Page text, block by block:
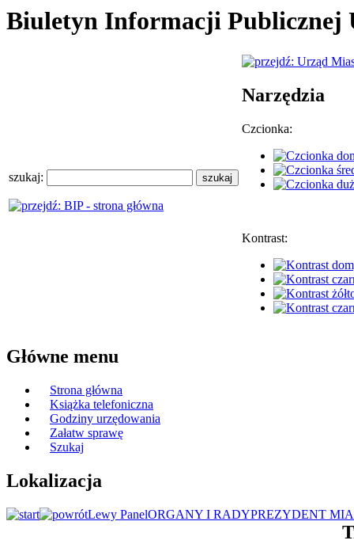
Biuletyn Informacji Publicznej
szukaj:
Narzędzia
Czcionka:
Kontrast:
Główne menu
Strona główna
Książka telefoniczna
Godziny urzędowania
Załatw sprawę
Szukaj
Lokalizacja
Lewy PanelORGANY I RADYPREZYDENT